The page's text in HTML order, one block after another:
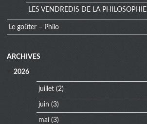
LES VENDREDIS DE LA PHILOSOPHIE
Le goûter – Philo
menu
ARCHIVES
2026
juillet(2)
juin (3)
mai(3)